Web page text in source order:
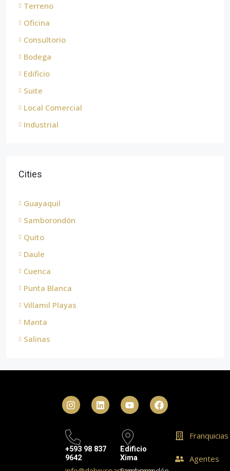
Terreno
Oficina
Consultorio
Bodega
Edificio
Suite
Local Comercial
Industrial
Cities
Guayaquil
Samborondón
Quito
Daule
Cuenca
Punta Blanca
Villamil Playas
Manta
Salinas
+593 98 837
9642
Edificio
Xima
Franquicias
Agentes